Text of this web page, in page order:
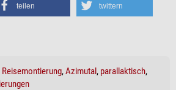
teilen twittern
Reisemontierung,Azimutal, parallaktisch,